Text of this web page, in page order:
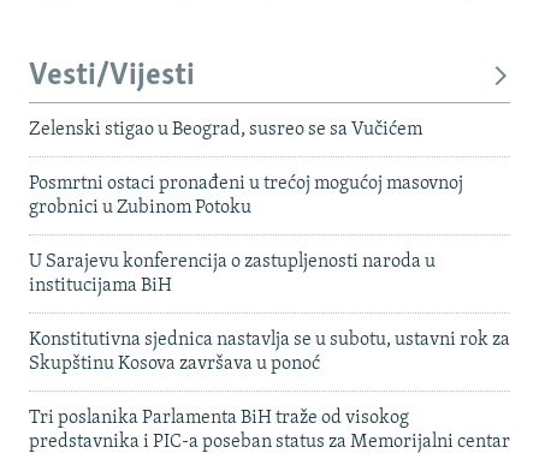
Vesti/Vijesti
Zelenski stigao u Beograd, susreo se sa Vučićem
Posmrtni ostaci pronađeni u trećoj mogućoj masovnoj
grobnici u Zubinom Potoku
U Sarajevu konferencija o zastupljenosti naroda u
institucijama BiH
Konstitutivna sjednica nastavlja se u subotu, ustavni rok za
Skupštinu Kosova završava u ponoć
Tri poslanika Parlamenta BiH traže od visokog
predstavnika i PIC-a poseban status za Memorijalni centar